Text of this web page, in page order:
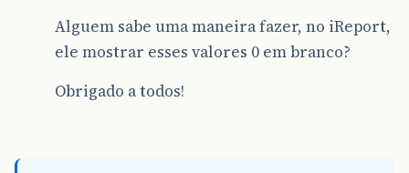
Alguem sabe uma maneira fazer, no iReport,
ele mostrar esses valores 0 em branco?
Obrigado a todos!